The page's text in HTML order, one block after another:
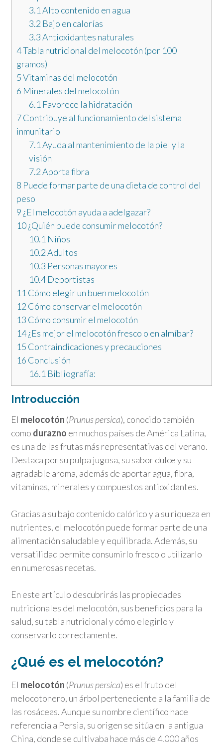
3.1 Alto contenido en agua
3.2 Bajo en calorías
3.3Antioxidantes naturales
4Tabla nutricional del melocotón (por 100
gramos)
5Vitaminas del melocotón
6 Minerales del melocotón
6.1 Favorece la hidratación
7Contribuye al funcionamiento del sistema
inmunitario
7.1 Ayuda al mantenimiento de la piel y la
visión
7.2Aporta fibra
8 Puede formar parte de una dieta de control del
peso
9¿El melocotón ayuda a adelgazar?
10¿Quién puede consumir melocotón?
10.1 Niños
10.2Adultos
10.3 Personas mayores
10.4Deportistas
11 Cómo elegir un buen melocotón
12 Cómo conservar el melocotón
13 Cómo consumir el melocotón
14¿Es mejor el melocotón fresco o en almíbar?
15 Contraindicaciones y precauciones
16 Conclusión
16.1 Bibliografía:
Introducción
El melocotón (Prunus persica), conocido también
como durazno en muchos países de América Latina,
es una de las frutas más representativas del verano.
Destaca por su pulpa jugosa, su sabor dulce y su
agradable aroma, además de aportar agua, fibra,
vitaminas, minerales y compuestos antioxidantes.
Gracias a su bajo contenido calórico y a su riqueza en
nutrientes, el melocotón puede formar parte de una
alimentación saludable y equilibrada. Además, su
versatilidad permite consumirlo fresco o utilizarlo
en numerosas recetas.
En este artículo descubrirás las propiedades
nutricionales del melocotón, sus beneficios para la
salud, su tabla nutricional y cómo elegirlo y
conservarlo correctamente.
¿Qué es el melocotón?
El melocotón (Prunus persica) es el fruto del
melocotonero, un árbol perteneciente a la familia de
las rosáceas. Aunque su nombre científico hace
referencia a Persia, su origen se sitúa en la antigua
China, donde se cultivaba hace más de 4.000 años